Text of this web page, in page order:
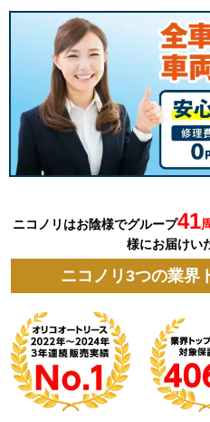
ニコノリはお陰様でグループ41
様にお届けい
ニコノリ3つの業界